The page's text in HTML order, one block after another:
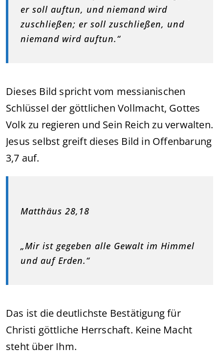
er soll auftun, und niemand wird
zuschließen; er soll zuschließen, und
niemand wird auftun.“
Dieses Bild spricht vom messianischen
Schlüssel der göttlichen Vollmacht, Gottes
Volk zu regieren und Sein Reich zu verwalten.
Jesus selbst greift dieses Bild in Offenbarung
3,7 auf.
Matthäus 28,18
„Mir ist gegeben alle Gewalt im Himmel
und auf Erden.“
Das ist die deutlichste Bestätigung für
Christi göttliche Herrschaft. Keine Macht
steht über Ihm.